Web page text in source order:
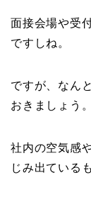
面接会場や受
ですしね。
ですが、なん
おきましょう。
社内の空気感
じみ出ている